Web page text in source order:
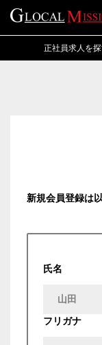
正社員求人を
新規会員登録は
氏名
フリガナ